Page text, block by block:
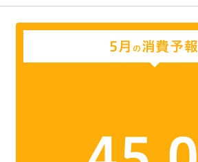
5月 の消費予報